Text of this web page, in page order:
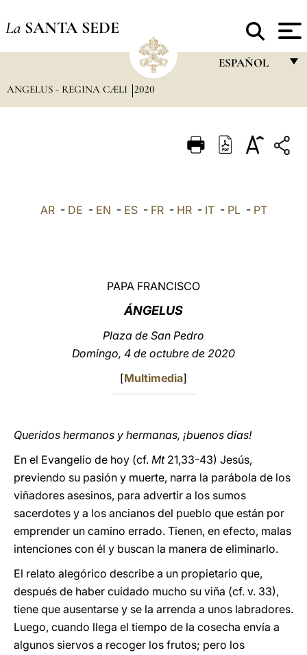
La SANTA SEDE
ESPAÑOL
ITALIANO
ANGELUS - REGINA CÆLI 2020
AR- DE - EN - ES- FR- HR- IT- PL- PT
PAPA FRANCISCO
ÁNGELUS
Plaza de San Pedro
Domingo, 4 de octubre de 2020
[Multimedia]
Queridos hermanos y hermanas, ¡buenos días!
En el Evangelio de hoy (cf. Mt21,33-43) Jesús,
previendo su pasión y muerte, narra la parábola de los
viñadores asesinos, para advertir a los sumos
sacerdotes y a los ancianos del pueblo que están por
emprender un camino errado. Tienen, en efecto, malas
intenciones con él y buscan la manera de eliminarlo.
El relato alegórico describe a un propietario que,
después de haber cuidado mucho su viña (cf. v. 33),
tiene que ausentarse y se la arrenda a unos labradores.
Luego, cuando llega el tiempo de la cosecha envía a
algunos siervos a recoger los frutos; pero los